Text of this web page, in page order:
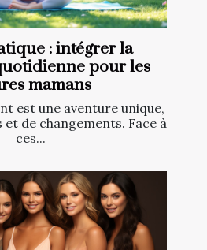
: intégrer la
pour les
mamans
est une aventure unique,
et de changements. Face à
ces...